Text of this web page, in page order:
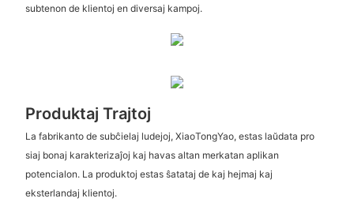
subtenon de klientoj en diversaj kampoj.
Produktaj Trajtoj
La fabrikanto de subĉielaj ludejoj, XiaoTongYao, estas laŭdata pro
siaj bonaj karakterizaĵoj kaj havas altan merkatan aplikan
potencialon. La produktoj estas ŝatataj de kaj hejmaj kaj
eksterlandaj klientoj.